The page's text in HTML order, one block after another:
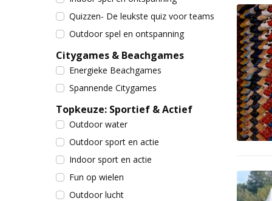
Quizzen- De leukste quiz voor teams
Outdoor spel en ontspanning
Citygames & Beachgames
Energieke Beachgames
Spannende Citygames
Topkeuze: Sportief & Actief
Outdoor water
Outdoor sport en actie
Indoor sport en actie
Fun op wielen
Outdoor lucht